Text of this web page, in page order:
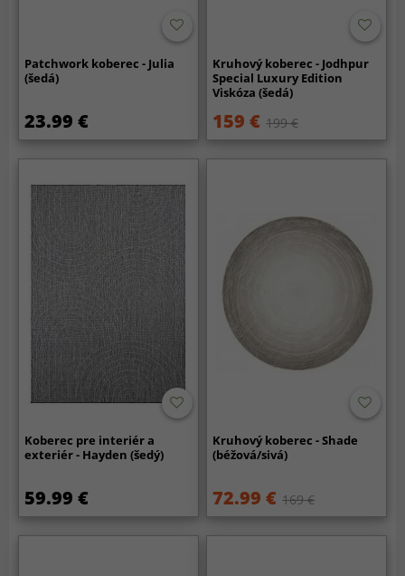
Patchwork koberec - Julia
(šedá)
23.99 €
Kruhový koberec - Jodhpur
Special Luxury Edition
Viskóza (šedá)
159 € 199 €
Koberec pre interiér a
exteriér - Hayden (šedý)
59.99 €
Kruhový koberec - Shade
(béžová/sivá)
72.99 € 169 €